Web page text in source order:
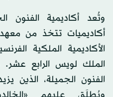
وتُعد أكاديمية
أكاديميات تتخذ من معهد
الأكاديمية الملكية
الملك لويس الرابع